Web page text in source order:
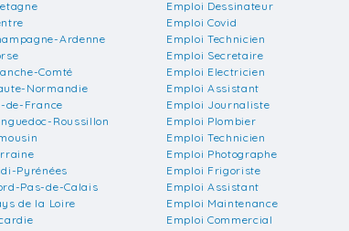
Ardenne
Comté
Normandie
de-France
Roussillon
Pyrénées
Pas-de-Calais
de la Loire
Emploi Dessinateur
Emploi Covid
Emploi Technicien
Emploi Secretaire
Emploi Electricien
Emploi Assistant
Emploi Journaliste
Emploi Plombier
Emploi Technicien
Emploi Photographe
Emploi Frigoriste
Emploi Assistant
Emploi Maintenance
Emploi Commercial